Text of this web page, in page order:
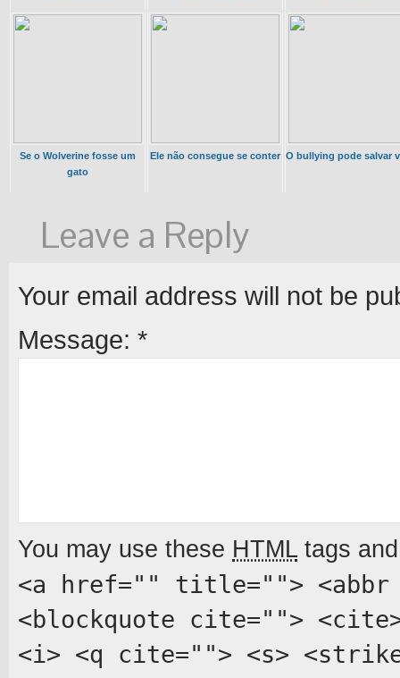
Se o Wolverine fosse um
gato
Ele não consegue se conter O bullying pode salvar
Leave a Reply
Your email address will not be
Message: *
You may use these HTMLtags
<a href="" title="">
<blockquote cite="">
<i> <q cite=""> <s>